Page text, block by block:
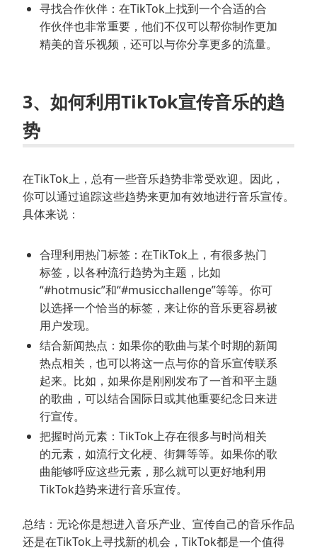
寻找合作伙伴：在TikTok上找到一个合适的合
作伙伴也非常重要，他们不仅可以帮你制作更加
精美的音乐视频，还可以与你分享更多的流量。
3、如何利用TikTok宣传音乐的趋
势
在TikTok上，总有一些音乐趋势非常受欢迎。因此，
你可以通过追踪这些趋势来更加有效地进行音乐宣传。
具体来说：
合理利用热门标签：在TikTok上，有很多热门
标签，以各种流行趋势为主题，比如
“#hotmusic”和“#musicchallenge”等等。你可
以选择一个恰当的标签，来让你的音乐更容易被
用户发现。
结合新闻热点：如果你的歌曲与某个时期的新闻
热点相关，也可以将这一点与你的音乐宣传联系
起来。比如，如果你是刚刚发布了一首和平主题
的歌曲，可以结合国际日或其他重要纪念日来进
行宣传。
把握时尚元素：TikTok上存在很多与时尚相关
的元素，如流行文化梗、街舞等等。如果你的歌
曲能够呼应这些元素，那么就可以更好地利用
TikTok趋势来进行音乐宣传。
总结：无论你是想进入音乐产业、宣传自己的音乐作品
还是在TikTok上寻找新的机会，TikTok都是一个值得